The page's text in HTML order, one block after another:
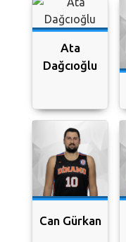
Ata
Dağcıoğlu
Can Gürkan